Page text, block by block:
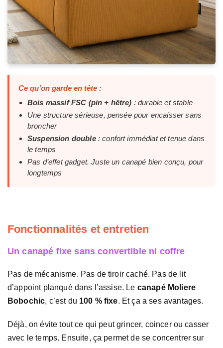
Ce qu’on garde en tête :
Bois massif FSC (pin + hêtre) : durable et stable
Une structure sérieuse, pensée pour encaisser sans
broncher
Suspension double: confort immédiat et tenue dans
le temps
Pas d’effet gadget. Juste un canapé bien conçu, pour
longtemps
Fonctionnalités et entretien
Un canapé fixe sans convertible ni coffre
Pas de mécanisme. Pas de tiroir caché. Pas de lit
d’appoint planqué dans l’assise. Le canapé Moliere
Bobochic, c’est du 100 % fixe. Et ça a ses avantages.
Déjà, on évite tout ce qui peut grincer, coincer ou casser
avec le temps. Ensuite, ça permet de se concentrer sur